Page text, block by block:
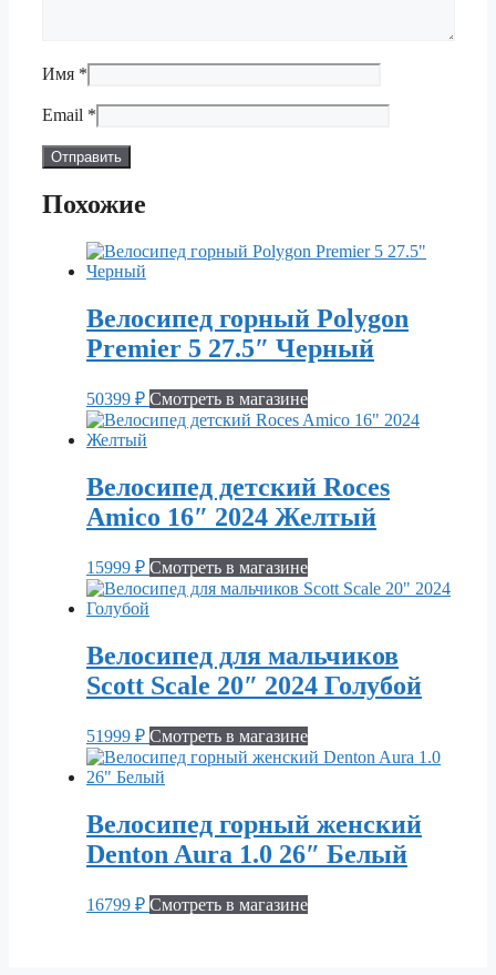
Имя *
Email *
Похожие
Велосипед горный Polygon
Premier 5 27.5″ Черный
50399 ₽ Смотреть в магазине
Велосипед детский Roces
Amico 16″ 2024 Желтый
15999 ₽ Смотреть в магазине
Велосипед для мальчиков
Scott Scale 20″ 2024 Голубой
51999 ₽ Смотреть в магазине
Велосипед горный женский
Denton Aura 1.0 26″ Белый
16799 ₽ Смотреть в магазине